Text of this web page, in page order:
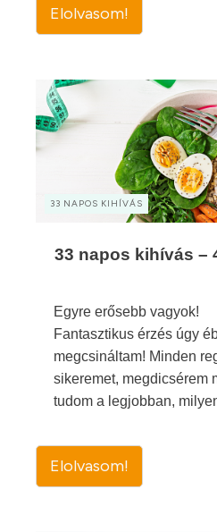
Elolvasom!
33 NAPOS KIHÍVÁS
33 napos kihívás –
Egyre erősebb vagyok!
Fantasztikus érzés úgy
megcsináltam! Minden
sikeremet, megdicsérem
tudom a legjobban,
Elolvasom!